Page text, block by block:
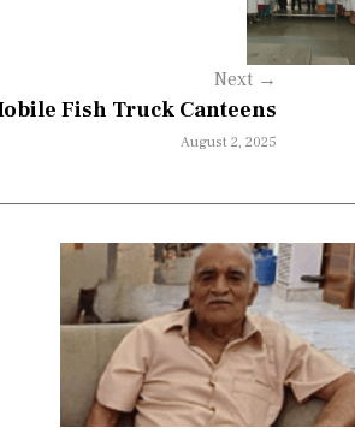
Next →
Fish Truck Canteens
August 2, 2025